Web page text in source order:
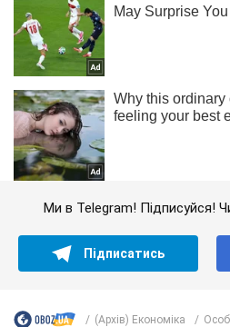
Ми в Telegram! Підписуйся!
Підписатись
(Архів) Економіка